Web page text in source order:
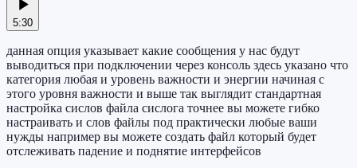
5:30
данная опция указывает какие сообщения у нас будут
выводиться при подключении через консоль здесь указано что
категория любая и уровень важности и энергии начиная с
этого уровня важности и выше так выглядит стандартная
настройка сислов файла сислога точнее вы можете гибко
настраивать и слов файлы под практически любые ваши
нужды например вы можете создать файл который будет
отслеживать падение и поднятие интерфейсов